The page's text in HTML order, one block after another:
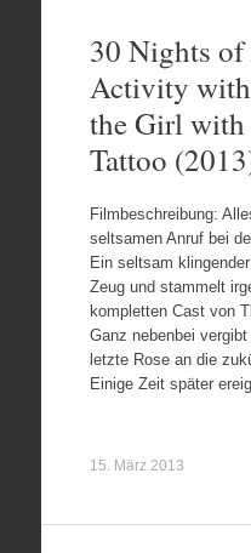
30 Nights of
Activity
the Girl with
Tattoo
Filmbeschreibung:
seltsamen Anruf bei
Ein seltsam
Zeug und stammelt
kompletten Cast von
Ganz nebenbei
letzte Rose an die
Einige Zeit später
15. März 2013